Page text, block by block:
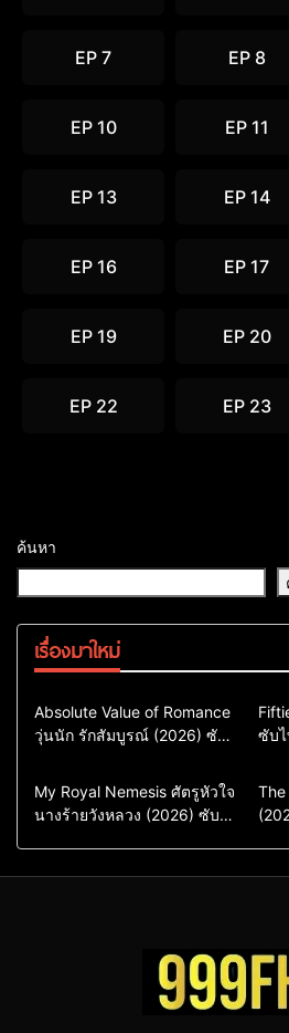
EP 7 EP 8
EP 10 EP 11
EP 13 EP 14
EP 16 EP 17
EP 19 EP 20
EP 22 EP 23
ค้นหา
เรื่องมาใหม่
Comedy
Drama
ซีรี่ย์เกาหลี
ซีรี่ย์เกาหลีพากย์ไทย
Absolute Value of Romance
วุ่นนัก รักสัมบูรณ์ (2026) ซับ
ซีรี่
ซับไ
Comedy
Drama
Sci-Fi & Fantasy
My Royal Nemesis ศัตรูหัวใจ
นางร้ายวังหลวง (2026) ซับ
ซีรี่
The